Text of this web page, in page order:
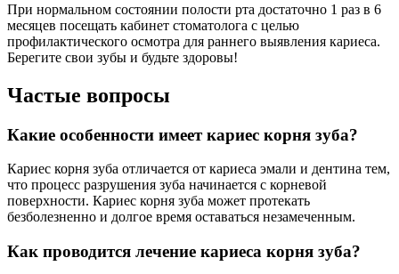
При нормальном состоянии полости рта достаточно 1 раз в 6
месяцев посещать кабинет стоматолога с целью
профилактического осмотра для раннего выявления кариеса.
Берегите свои зубы и будьте здоровы!
Частые вопросы
Какие особенности имеет кариес корня зуба?
Кариес корня зуба отличается от кариеса эмали и дентина тем,
что процесс разрушения зуба начинается с корневой
поверхности. Кариес корня зуба может протекать
безболезненно и долгое время оставаться незамеченным.
Как проводится лечение кариеса корня зуба?